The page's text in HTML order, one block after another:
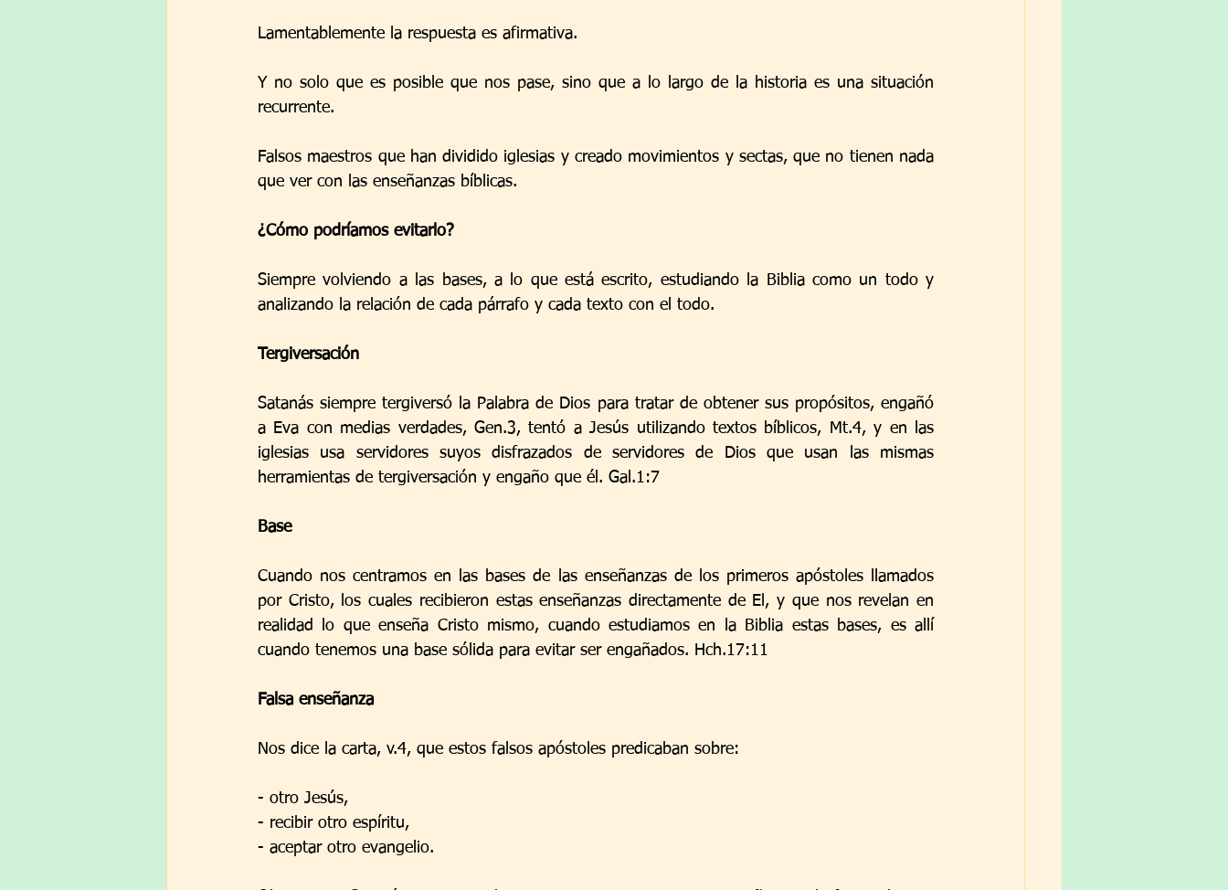
Lamentablemente la respuesta es afirmativa.
Y no solo que es posible que nos pase, sino que a lo largo de la historia es una situación
recurrente.
Falsos maestros que han dividido iglesias y creado movimientos y sectas, que no tienen nada
que ver con las enseñanzas bíblicas.
¿Cómo podríamos evitarlo?
Siempre volviendo a las bases, a lo que está escrito, estudiando la Biblia como un todo y
analizando la relación de cada párrafo y cada texto con el todo.
Tergiversación
Satanás siempre tergiversó la Palabra de Dios para tratar de obtener sus propósitos, engañó
a Eva con medias verdades, Gen.3, tentó a Jesús utilizando textos bíblicos, Mt.4, y en las
iglesias usa servidores suyos disfrazados de servidores de Dios que usan las mismas
herramientas de tergiversación y engaño que él. Gal.1:7
Base
Cuando nos centramos en las bases de las enseñanzas de los primeros apóstoles llamados
por Cristo, los cuales recibieron estas enseñanzas directamente de El, y que nos revelan en
realidad lo que enseña Cristo mismo, cuando estudiamos en la Biblia estas bases, es allí
cuando tenemos una base sólida para evitar ser engañados. Hch.17:11
Falsa enseñanza
Nos dice la carta, v.4, que estos falsos apóstoles predicaban sobre:
- otro Jesús,
- recibir otro espíritu,
- aceptar otro evangelio.